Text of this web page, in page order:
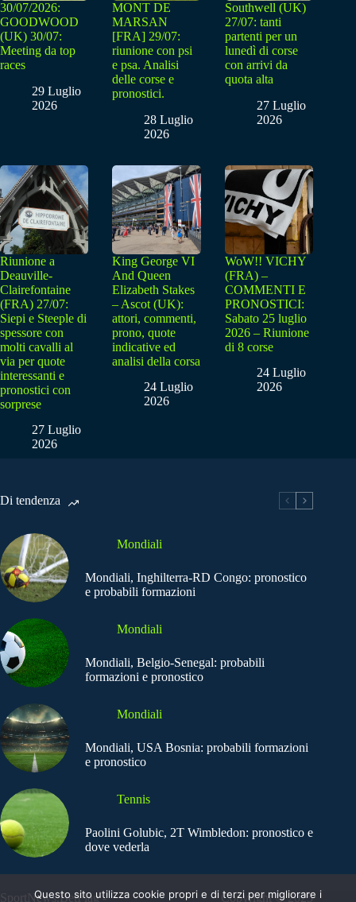
30/07/2026:
GOODWOOD
(UK) 30/07:
Meeting da top
races
29 Luglio
2026
MONT DE
MARSAN
[FRA] 29/07:
riunione con psi
e psa. Analisi
delle corse e
pronostici.
28 Luglio
2026
Southwell (UK)
27/07: tanti
partenti per un
lunedì di corse
con arrivi da
quota alta
27 Luglio
2026
Riunione a
Deauville-
Clairefontaine
(FRA) 27/07:
Siepi e Steeple di
spessore con
molti cavalli al
via per quote
interessanti e
pronostici con
sorprese
27 Luglio
2026
King George VI
And Queen
Elizabeth Stakes
– Ascot (UK):
attori, commenti,
prono, quote
indicative ed
analisi della corsa
24 Luglio
2026
WoW!! VICHY
(FRA) –
COMMENTI E
PRONOSTICI:
Sabato 25 luglio
2026 – Riunione
di 8 corse
24 Luglio
2026
Di tendenza
Mondiali
Mondiali, Inghilterra-RD Congo: pronostico
e probabili formazioni
Mondiali
Mondiali, Belgio-Senegal: probabili
formazioni e pronostico
Mondiali
Mondiali, USA Bosnia: probabili formazioni
e pronostico
Tennis
Paolini Golubic, 2T Wimbledon: pronostico e
dove vederla
SportNews.BetFlag - Copyright © 2025
Questo sito utilizza cookie propri e di terzi per migliorare i